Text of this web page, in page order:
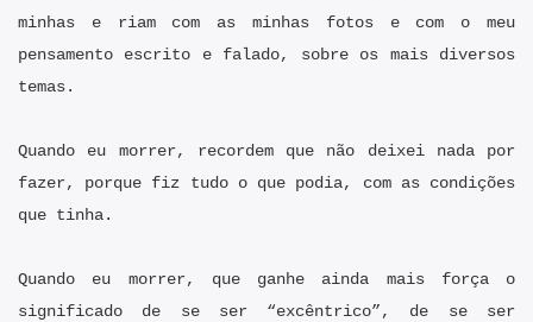
minhas e riam com as minhas fotos e com o meu
pensamento escrito e falado, sobre os mais diversos
temas.
Quando eu morrer, recordem que não deixei nada por
fazer, porque fiz tudo o que podia, com as condições
que tinha.
Quando eu morrer, que ganhe ainda mais força o
significado de se ser “excêntrico”, de se ser